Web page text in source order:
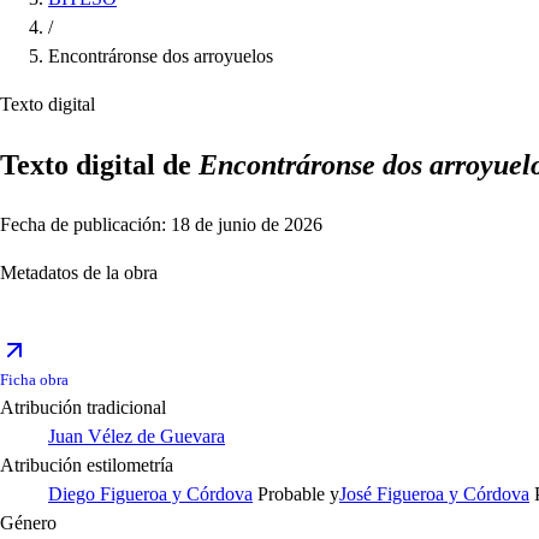
/
Encontráronse dos arroyuelos
Texto digital
Texto digital de Encontráronse dos
Fecha de publicación: 18 de junio de 2026
Metadatos de la obra
Ficha obra
Atribución tradicional
Juan Vélez de Guevara
Atribución estilometría
Diego Figueroa y Córdova Probable yJosé Figueroa y Córdova
Género